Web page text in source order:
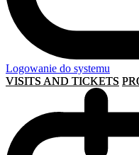
Logowanie do systemu
VISITS AND TICKETS